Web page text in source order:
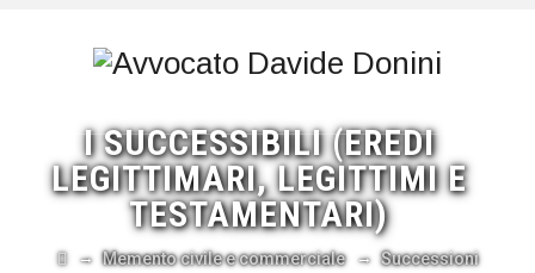
I SUCCESSIBILI (EREDI
LEGITTIMARI, LEGITTIMI E
TESTAMENTARI)
→ Memento civile e commerciale→ Successioni